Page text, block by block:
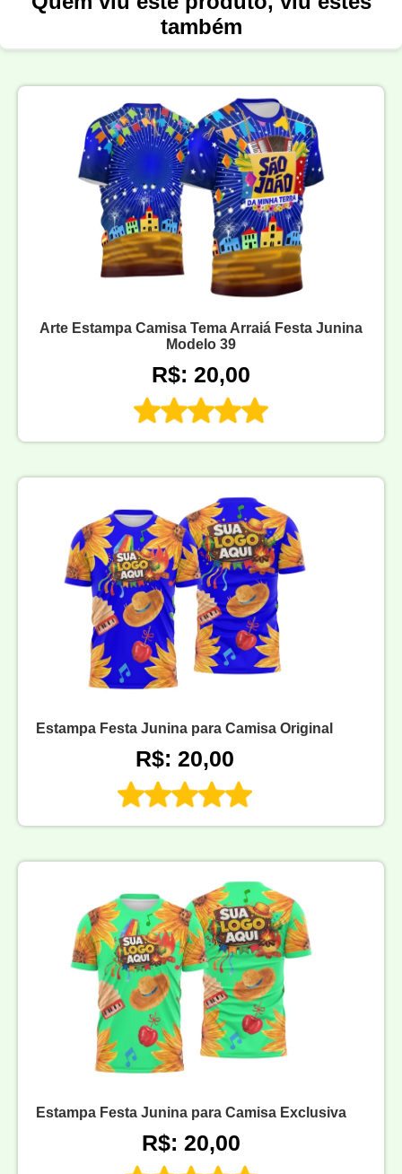
também
Arte Estampa Camisa Tema Arraiá Festa Junina
Modelo 39
R$: 20,00
Estampa Festa Junina para Camisa Original
R$: 20,00
Estampa Festa Junina para Camisa Exclusiva
R$: 20,00